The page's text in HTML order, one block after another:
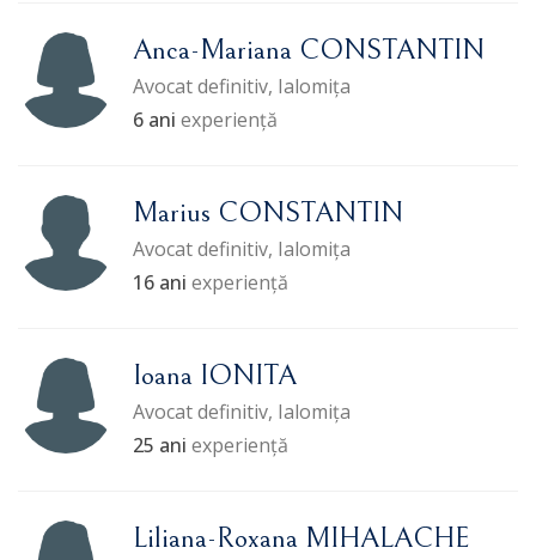
Anca-Mariana CONSTANTIN
Avocat definitiv, Ialomița
6 ani experiență
Marius CONSTANTIN
Avocat definitiv, Ialomița
16 ani experiență
Ioana IONITA
Avocat definitiv, Ialomița
25 ani experiență
Liliana-Roxana MIHALACHE